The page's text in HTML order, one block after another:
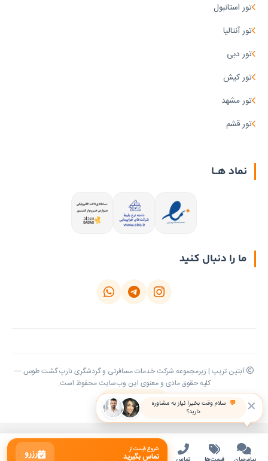
شروع قیمت از
تماس بگیرید رزرو
✕
💬 سلام وقت بخیر! نیاز به مشاوره
دارید؟
تور استانبول
تور آنتالیا
تور دبی
تور کیش
تور مشهد
تور قشم
نماد هــا
ما را دنبال کنید
آبتین تریپ | زیرمجموعه شرکت خدمات مسافرتی و گردشگری نارپ گشت طوس —
کلیه حقوق مادی و معنوی این وب‌سایت محفوظ است.
بازگشت به بالا